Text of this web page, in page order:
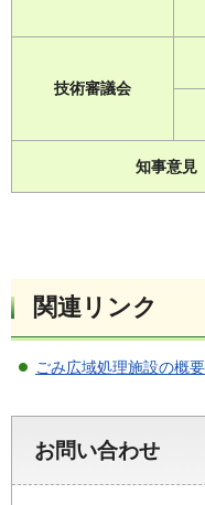
技術審議会
知事意見
関連リンク
ごみ広域処理施設の概
お問い合わせ